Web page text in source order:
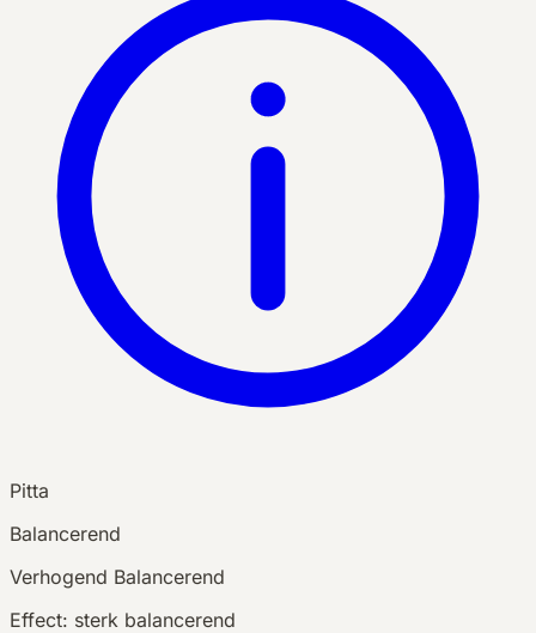
Pitta
Balancerend
Verhogend Balancerend
Effect: sterk balancerend